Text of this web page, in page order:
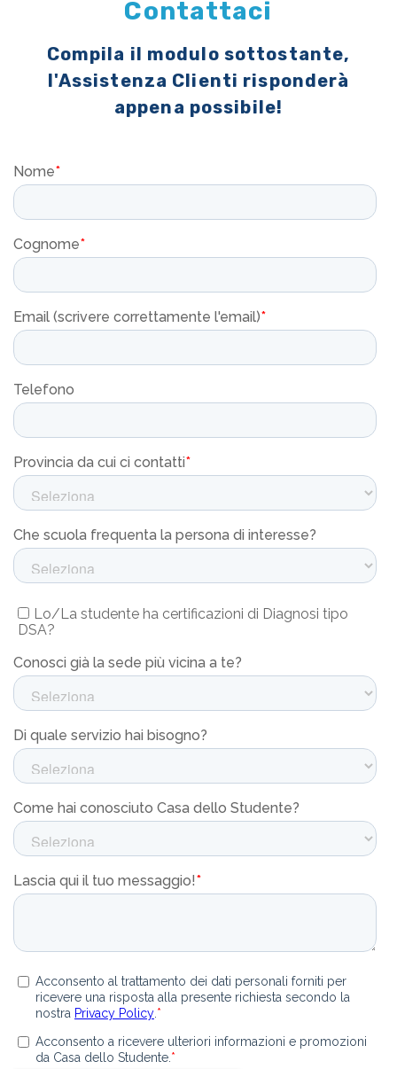
Contattaci
Compila il modulo sottostante,
l'Assistenza Clienti risponderà
appena possibile!